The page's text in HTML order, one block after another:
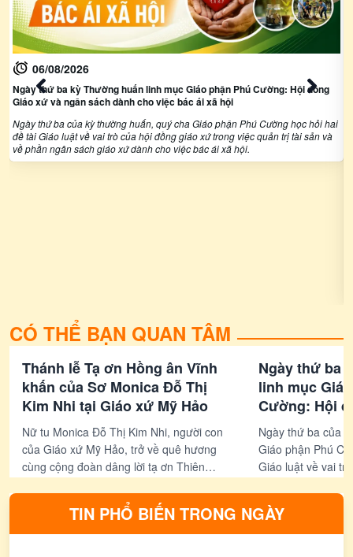
CÓ THỂ BẠN QUAN TÂM
Thánh lễ Tạ ơn Hồng ân Vĩnh
khấn của Sơ Monica Đỗ Thị
Kim Nhi tại Giáo xứ Mỹ Hảo
Nữ tu Monica Đỗ Thị Kim Nhi, người con
của Giáo xứ Mỹ Hảo, trở về quê hương
cùng cộng đoàn dâng lời tạ ơn Thiên
Ngày thứ ba
linh mục
Cường: Hội
ngân sách
ái xã hội
Ngày thứ ba của
Giáo phận Phú
Giáo luật về vai
ngân sách giáo
xã hội.
TIN PHỔ BIẾN TRONG NGÀY